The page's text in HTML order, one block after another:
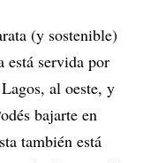
(y sostenible)
está servida por
al oeste, y
bajarte en
también está